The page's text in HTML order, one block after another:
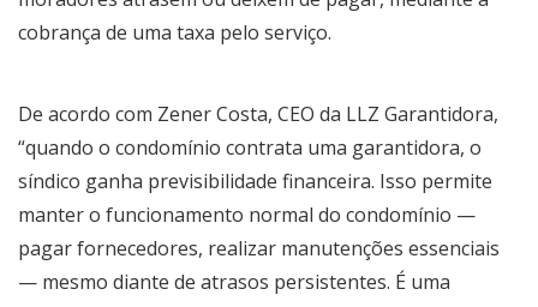
cobrança de uma taxa pelo serviço.
De acordo com Zener Costa, CEO da LLZ Garantidora,
“quando o condomínio contrata uma garantidora, o
síndico ganha previsibilidade financeira. Isso permite
manter o funcionamento normal do condomínio —
pagar fornecedores, realizar manutenções essenciais
— mesmo diante de atrasos persistentes. É uma